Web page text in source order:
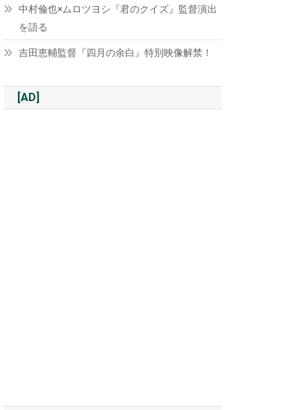
中村倫也×ムロツヨシ『君のクイズ』監督演出
を語る
吉田恵輔監督『四月の余白』特別映像解禁！
[AD]